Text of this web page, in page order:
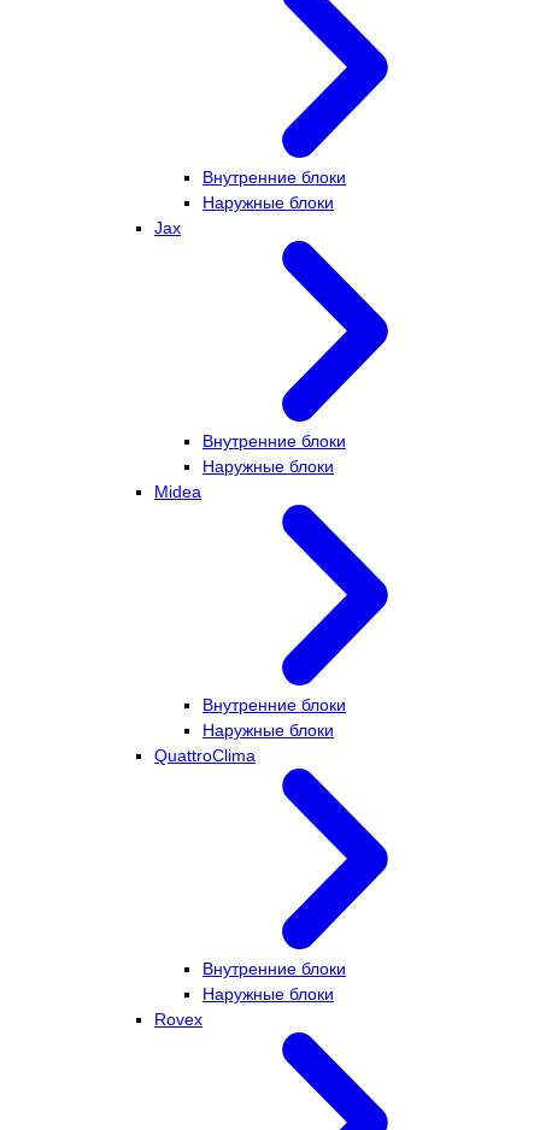
Внутренние блоки
Наружные блоки
Jax
Внутренние блоки
Наружные блоки
Midea
Внутренние блоки
Наружные блоки
QuattroClima
Внутренние блоки
Наружные блоки
Rovex